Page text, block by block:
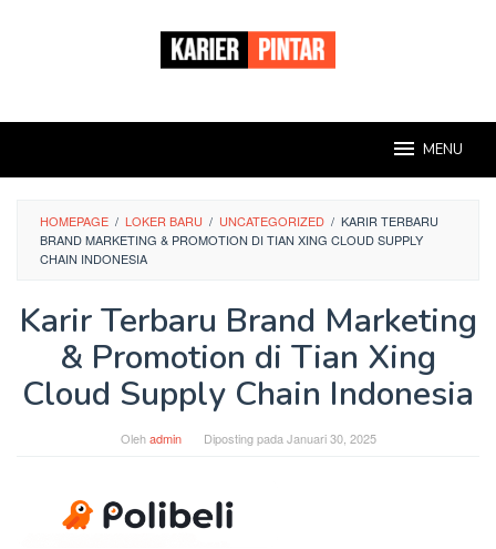
MENU
HOMEPAGE / LOKER BARU / UNCATEGORIZED / KARIR TERBARU
BRAND MARKETING & PROMOTION DI TIAN XING CLOUD SUPPLY
CHAIN INDONESIA
Karir Terbaru Brand Marketing
& Promotion di Tian Xing
Cloud Supply Chain Indonesia
Olehadmin Diposting pada Januari 30, 2025